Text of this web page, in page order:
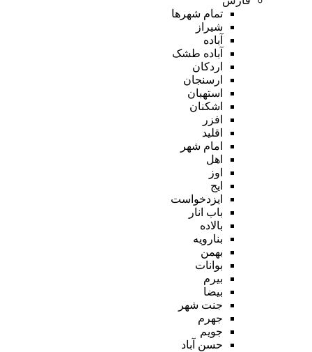
تمام شهر‌ها
شیراز
آباده
آباده طشک
اردکان
ارسنجان
استهبان
اشکنان
افزر
اقلید
امام شهر
اهل
اوز
ایج
ایزدخواست
باب انار
بالاده
بنارویه
بهمن
بوانات
بیرم
بیضا
جنت شهر
جهرم
جویم
حسن آباد